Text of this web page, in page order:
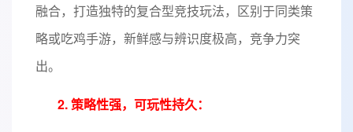
融合，打造独特的复合型竞技玩法，区别于同类策
略或吃鸡手游，新鲜感与辨识度极高，竞争力突
出。
2. 策略性强，可玩性持久：